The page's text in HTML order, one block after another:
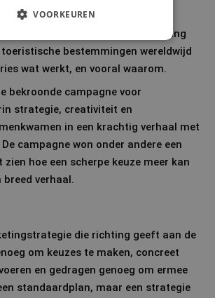
ervaring en strategieontwikkeling
bestemmingen wereldwijd
wat werkt, en vooral waarom.
bekroonde campagne voor
strategie, creativiteit en
in een krachtig verhaal met
campagne won onder andere een
hoe een scherpe keuze meer kan
breed verhaal.
die richting geeft aan de
om keuzes te maken, concreet
en gedragen genoeg om ermee
standaardplan, maar een strategie
VOORKEUREN